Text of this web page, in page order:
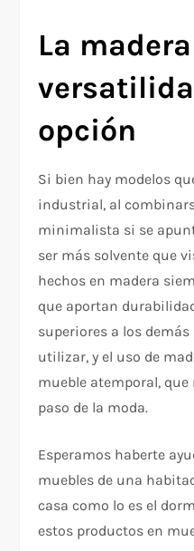
La
opción
Si bien hay modelos
industrial, al
minimalista si se
ser más solvente que
hechos en madera
que aportan
superiores a los
utilizar, y el uso de
mueble atemporal,
paso de la moda.
Esperamos haberte
muebles de una
casa como lo es el
estos productos en